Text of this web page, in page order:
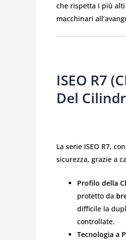
che rispetta i più
macchinari
ISEO R7
Del
La serie ISEO R7,
sicurezza, grazie a
Profilo della
protetto da
difficile la
controllate.
Tecnologia a